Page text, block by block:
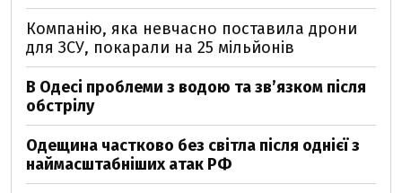
Компанію, яка невчасно поставила дрони
для ЗСУ, покарали на 25 мільйонів
В Одесі проблеми з водою та звʼязком після
обстрілу
Одещина частково без світла після однієї з
наймасштабніших атак РФ